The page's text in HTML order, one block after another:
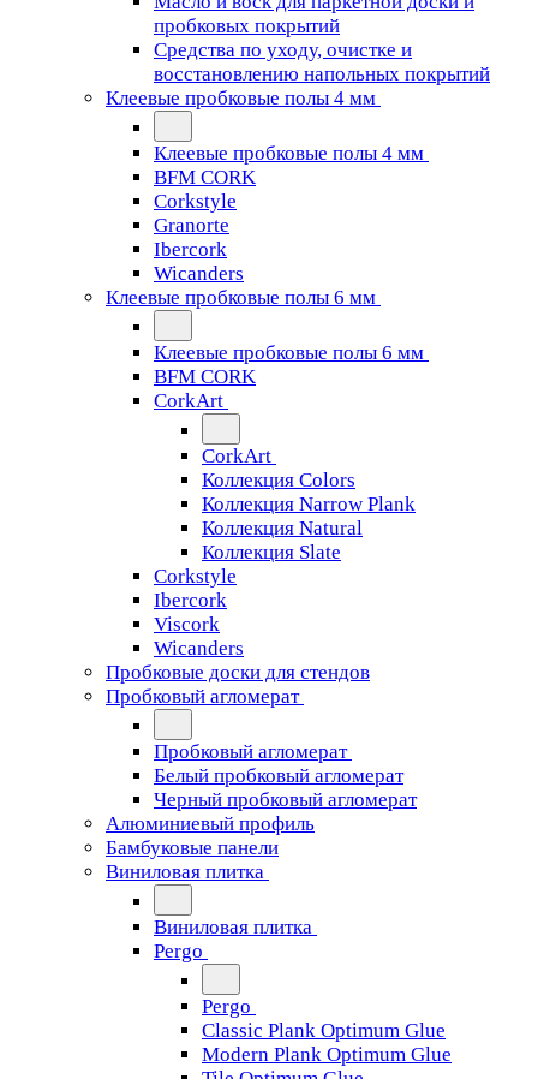
пробковых покрытий
Средства по уходу, очистке и
восстановлению напольных покрытий
Клеевые пробковые полы 4 мм
Клеевые пробковые полы 4 мм
BFM CORK
Corkstyle
Granorte
Ibercork
Wicanders
Клеевые пробковые полы 6 мм
Клеевые пробковые полы 6 мм
BFM CORK
CorkArt
CorkArt
Коллекция Colors
Коллекция Narrow Plank
Коллекция Natural
Коллекция Slate
Corkstyle
Ibercork
Viscork
Wicanders
Пробковые доски для стендов
Пробковый агломерат
Пробковый агломерат
Белый пробковый агломерат
Черный пробковый агломерат
Алюминиевый профиль
Бамбуковые панели
Виниловая плитка
Виниловая плитка
Pergo
Pergo
Classic Plank Optimum Glue
Modern Plank Optimum Glue